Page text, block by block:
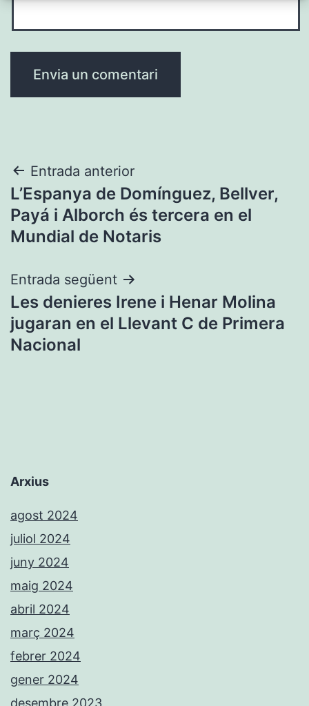
Navegació
d'entrades
Entrada anterior
L’Espanya de Domínguez, Bellver,
Payá i Alborch és tercera en el
Mundial de Notaris
Entrada següent
Les denieres Irene i Henar Molina
jugaran en el Llevant C de Primera
Nacional
Arxius
agost 2024
juliol 2024
juny 2024
maig 2024
abril 2024
març 2024
febrer 2024
gener 2024
desembre 2023